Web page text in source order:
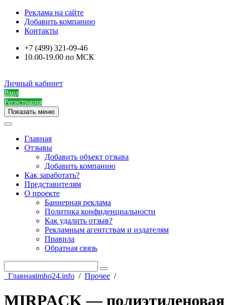
Реклама на сайте
Добавить компанию
Контакты
+7 (499) 321-09-46
10.00-19.00 по МСК
Личный кабинет
Вход
Регистрация
Показать меню
Главная
Отзывы
Добавить объект отзыва
Добавить компанию
Как заработать?
Представителям
О проекте
Баннерная реклама
Политика конфиденциальности
Как удалить отзыв?
Рекламным агентствам и издателям
Правила
Обратная связь
Главнаяimho24.info / Прочее /
MIRPACK —